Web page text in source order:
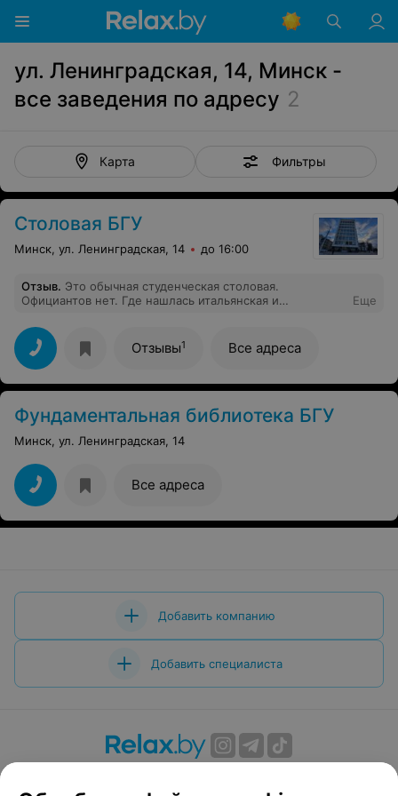
ул. Ленинградская, 14, Минск -
все заведения по адресу 2
Карта Фильтры
Столовая БГУ
Минск, ул. Ленинградская, 14 до 16:00
Отзыв. Это обычная студенческая столовая.
Официантов нет. Где нашлась итальянская и
конечно, тоже нет. Не рекомендую, еда невкусная, а
столовые приборы и подносы имеют сильно
потрёпанный вид.
Еще
Отзывы1 Все адреса
Фундаментальная библиотека БГУ
Минск, ул. Ленинградская, 14
Все адреса
Добавить компанию
Добавить специалиста